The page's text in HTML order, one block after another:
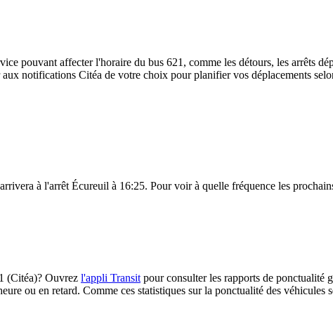
pouvant affecter l'horaire du bus 621, comme les détours, les arrêts
notifications Citéa de votre choix pour planifier vos déplacements
à l'arrêt Écureuil à 16:25. Pour voir à quelle fréquence les
(Citéa)? Ouvrez l'appli Transit pour consulter les rapports de ponctualité
ou en retard. Comme ces statistiques sur la ponctualité des véhicules